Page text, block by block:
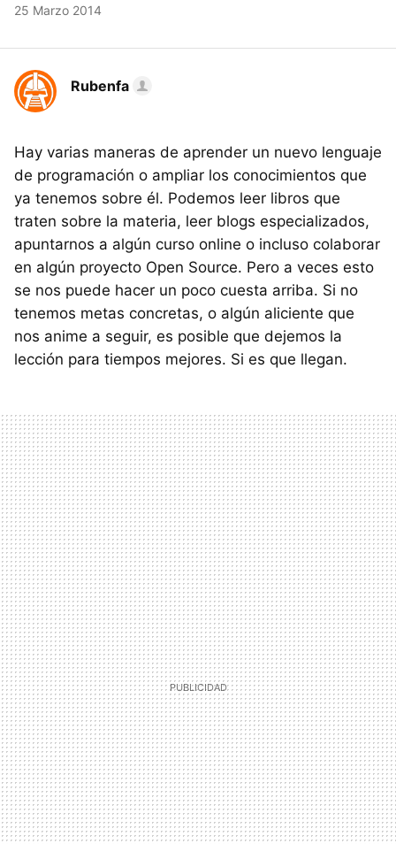
25 Marzo 2014
Rubenfa
Hay varias maneras de aprender un nuevo lenguaje
de programación o ampliar los conocimientos que
ya tenemos sobre él. Podemos leer libros que
traten sobre la materia, leer blogs especializados,
apuntarnos a algún curso online o incluso colaborar
en algún proyecto Open Source. Pero a veces esto
se nos puede hacer un poco cuesta arriba. Si no
tenemos metas concretas, o algún aliciente que
nos anime a seguir, es posible que dejemos la
lección para tiempos mejores. Si es que llegan.